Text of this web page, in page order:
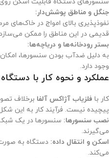
جنگل و مناطق پوشش‌دار:
نفوذپذیری بالای امواج در خاک‌های
قدیمی در این مناطق را ممکن
بستر رودخانه‌ها و دریاچه‌ها:
به دلیل ضدآب بودن سنسورها،
وجود دارد.
عملکرد و نحوه کار با دستگاه
کار با فلزیاب آژاکس آلفا برخلاف
پیچیده نیست. فرآیند کار به این
نصب سنسورها: سنسورها در یک
می‌گیرند.
اسکن و انتقال داده: دستگاه به
می‌کند.